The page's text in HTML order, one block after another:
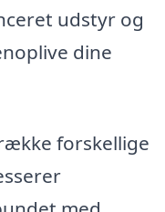
udstyr og
dine
forskellige